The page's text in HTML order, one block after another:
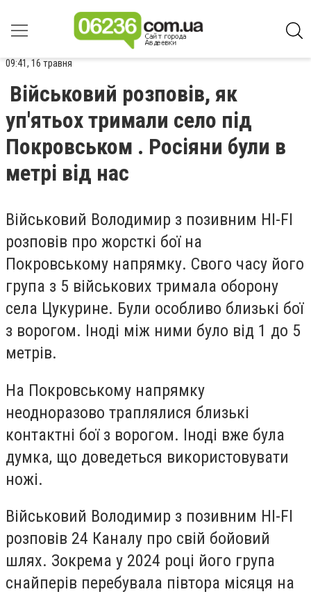
09:41, 16 травня
Військовий розповів, як
уп'ятьох тримали село під
Покровськом . Росіяни були в
метрі від нас
Військовий Володимир з позивним HI-FI
розповів про жорсткі бої на
Покровському напрямку. Свого часу його
група з 5 військових тримала оборону
села Цукурине. Були особливо близькі бої
з ворогом. Іноді між ними було від 1 до 5
метрів.
На Покровському напрямку
неодноразово траплялися близькі
контактні бої з ворогом. Іноді вже була
думка, що доведеться використовувати
ножі.
Військовий Володимир з позивним HI-FI
розповів 24 Каналу про свій бойовий
шлях. Зокрема у 2024 році його група
снайперів перебувала півтора місяця на